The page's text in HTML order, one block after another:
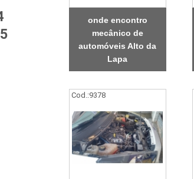
onde encontro
mecânico de
automóveis Alto da
Lapa
Cod.:9378